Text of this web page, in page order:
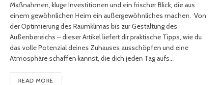
Maßnahmen, kluge Investitionen und ein frischer Blick, die aus
einem gewöhnlichen Heim ein außergewöhnliches machen. Von
der Optimierung des Raumklimas bis zur Gestaltung des
Außenbereichs – dieser Artikel liefert dir praktische Tipps, wie du
das volle Potenzial deines Zuhauses ausschöpfen und eine
Atmosphäre schaffen kannst, die dich jeden Tag aufs…
READ MORE